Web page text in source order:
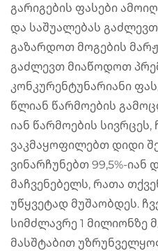
გარიგების ფასები
და საშუალებას
გაზარდოთ მოგების
გაძლევთ მიაწოდოთ
კონკურენტუნარიანი
წლიან წარმოების
იან წარმოების
ვაკმაყოფილებთ დიდი
ვინარჩუნებთ 99,5%-
მაჩვენებელს, რათა
უწყვეტად მუშაობდეს.
სიმძლავრე 1 მილიონზე
მასშტაბით